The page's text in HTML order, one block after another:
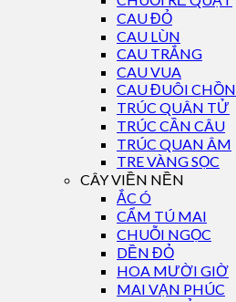
CAU ĐỎ
CAU LÙN
CAU TRẮNG
CAU VUA
CAU ĐUÔI CHỒN
TRÚC QUÂN TỬ
TRÚC CẦN CÂU
TRÚC QUAN ÂM
TRE VÀNG SỌC
CÂY VIỀN NỀN
ẮC Ó
CẨM TÚ MAI
CHUỖI NGỌC
DỀN ĐỎ
HOA MƯỜI GIỜ
MAI VẠN PHÚC